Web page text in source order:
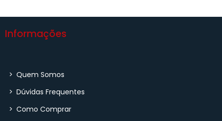
Informações
> Quem Somos
> Dúvidas Frequentes
> Como Comprar